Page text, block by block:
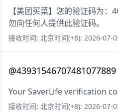
【美团买菜】您的验证码为
勿向任何人提供此验证码。
接收时间: 北京时间(+8): 2026-07-
@43931546707481077889
Your SaverLife verification
接收时间: 北京时间(+8): 2026-07-